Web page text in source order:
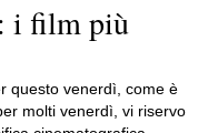
i film più
questo venerdì, come è
molti venerdì, vi riservo